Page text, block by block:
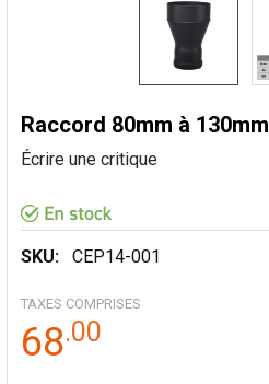
Raccord 80mm à 130mm
Écrire une critique
SKU: CEP14-001
TAXES COMPRISES
68.00